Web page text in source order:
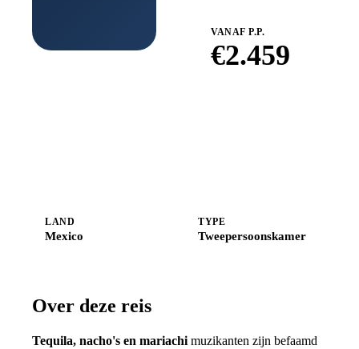
VANAF P.P.
€2.459
LAND
Mexico
TYPE
Tweepersoonskamer
Over deze reis
Tequila, nacho's en mariachimuzikanten zijn befaamd